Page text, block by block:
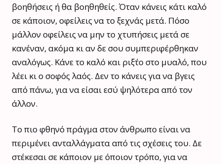
βοηθήσεις ή θα βοηθηθείς. Όταν κάνεις κάτι καλό
σε κάποιον, οφείλεις να το ξεχνάς μετά. Πόσο
μάλλον οφείλεις να μην το χτυπήσεις μετά σε
κανέναν, ακόμα κι αν δε σου συμπεριφέρθηκαν
αναλόγως. Κάνε το καλό και ριξ΄το στο μυαλό, που
λέει κι ο σοφός λαός. Δεν το κάνεις για να βγεις
από πάνω, για να είσαι εσύ ψηλότερα από τον
άλλον.
Το πιο φθηνό πράγμα στον άνθρωπο είναι να
περιμένει ανταλλάγματα από τις σχέσεις του. Δε
στέκεσαι σε κάποιον με όποιον τρόπο, για να